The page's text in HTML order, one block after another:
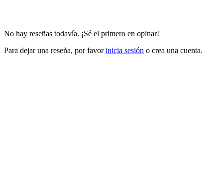
No hay reseñas todavía. ¡Sé el primero en opinar!
Para dejar una reseña, por favorinicia sesión o crea una cuenta.